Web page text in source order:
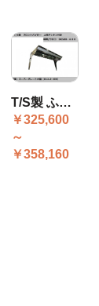
T/S製 ふそう スーパーグレート フロントバイザー DKE-601 ミラー格納式上段アンドン付
￥325,600
～
￥358,160